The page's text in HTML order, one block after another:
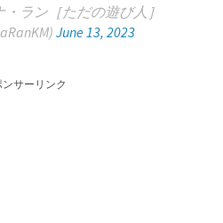
ラン［ただの遊び人］
June 13, 2023
ンサーリンク